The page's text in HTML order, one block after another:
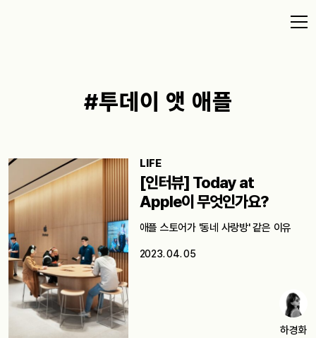
#투데이 앳 애플
LIFE
[인터뷰] Today at
Apple이 무엇인가요?
애플 스토어가 '동네 사랑방' 같은 이유
2023. 04. 05
하경화